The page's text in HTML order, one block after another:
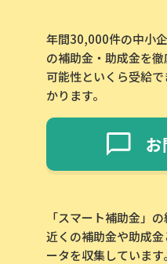
年間30,000件の中小
の補助金・助成金を
可能性といくら受給
かります。
「スマート補助金」
近くの補助金や助成
ータを収集していま